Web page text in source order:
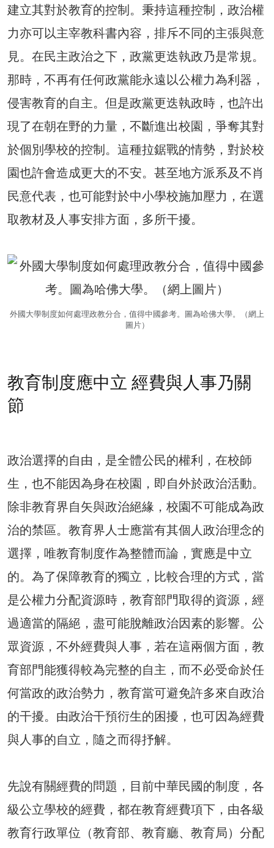
建立其對於教育的控制。秉持這種控制，政治權
力亦可以主宰教科書內容，排斥不同的主張與意
見。在民主政治之下，政黨更迭執政乃是常規。
那時，不再有任何政黨能永遠以公權力為利器，
侵害教育的自主。但是政黨更迭執政時，也許出
現了在朝在野的力量，不斷進出校園，爭奪其對
於個別學校的控制。這種拉鋸戰的情勢，對於校
園也許會造成更大的不安。甚至地方派系及不肖
民意代表，也可能對於中小學校施加壓力，在選
取教材及人事安排方面，多所干擾。
外國大學制度如何處理政教分合，值得中國參考。圖為哈佛大學。（網上
圖片）
教育制度應中立 經費與人事乃關
節
政治選擇的自由，是全體公民的權利，在校師
生，也不能因為身在校園，即自外於政治活動。
除非教育界自矢與政治絕緣，校園不可能成為政
治的禁區。教育界人士應當有其個人政治理念的
選擇，唯教育制度作為整體而論，實應是中立
的。為了保障教育的獨立，比較合理的方式，當
是公權力分配資源時，教育部門取得的資源，經
過適當的隔絕，盡可能脫離政治因素的影響。公
眾資源，不外經費與人事，若在這兩個方面，教
育部門能獲得較為完整的自主，而不必受命於任
何當政的政治勢力，教育當可避免許多來自政治
的干擾。由政治干預衍生的困擾，也可因為經費
與人事的自立，隨之而得抒解。
先說有關經費的問題，目前中華民國的制度，各
級公立學校的經費，都在教育經費項下，由各級
教育行政單位（教育部、教育廳、教育局）分配